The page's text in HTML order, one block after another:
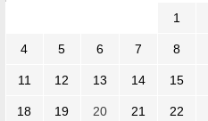
1
4 5 6 7 8
11 12 13 14 15
18 19 20 21 22